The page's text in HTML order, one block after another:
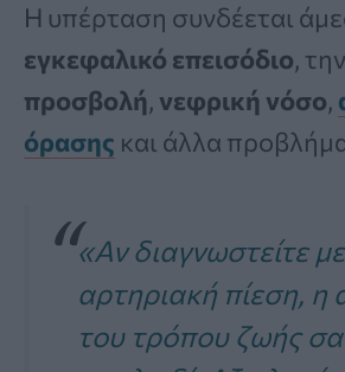
Η υπέρταση συνδέεται
εγκεφαλικό επεισόδιο, την
προσβολή,νεφρική νόσο,
όρασης και άλλα
«Αν διαγνωστείτε
αρτηριακή πίεση, η
του τρόπου ζωής